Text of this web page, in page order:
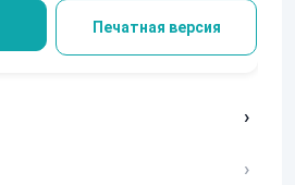
Печатная версия